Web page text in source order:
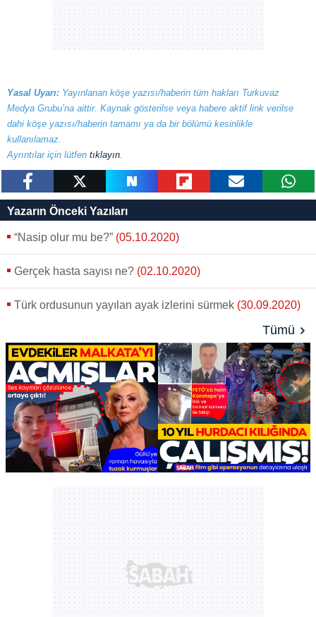
Yasal Uyarı: Yayınlanan köşe yazısı/haberin tüm hakları Turkuvaz
Medya Grubu’na aittir. Kaynak gösterilse veya habere aktif link verilse
dahi köşe yazısı/haberin tamamı ya da bir bölümü kesinlikle
kullanılamaz.
Ayrıntılar için lütfen tıklayın.
Yazarın Önceki Yazıları
“Nasip olur mu be?” (05.10.2020)
Gerçek hasta sayısı ne? (02.10.2020)
Türk ordusunun yayılan ayak izlerini sürmek (30.09.2020)
Tümü